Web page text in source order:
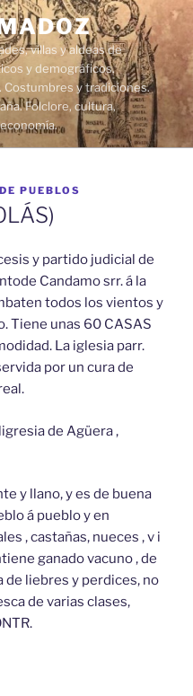
villas y aldeas de
y demográficos.
y tradiciones.
Folclore, cultura,
PUEBLOS
y partido judicial de
Candamo srr. á la
todos los vientos y
Tiene unas 60 CASAS
La iglesia parr.
por un cura de
de Agüera ,
y llano, y es de buena
á pueblo y en
, castañas, nueces , v i
ganado vacuno , de
de liebres y perdices, no
de varias clases,